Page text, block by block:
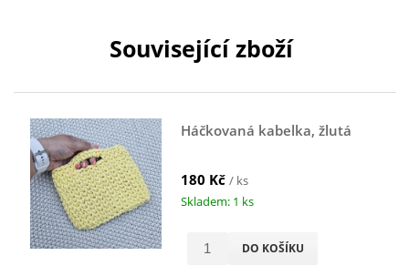
Související zboží
Háčkovaná kabelka, žlutá
180 Kč / ks
Skladem: 1 ks
DO KOŠÍKU